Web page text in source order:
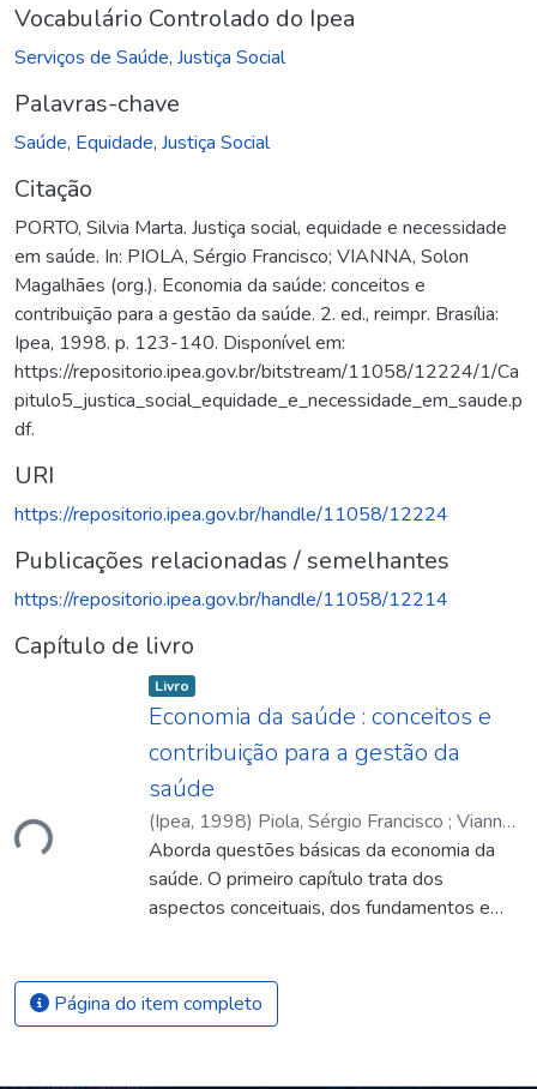
Vocabulário Controlado do Ipea
Serviços de Saúde, Justiça Social
Palavras-chave
Saúde, Equidade, Justiça Social
Citação
PORTO, Silvia Marta. Justiça social, equidade e necessidade
em saúde. In: PIOLA, Sérgio Francisco; VIANNA, Solon
Magalhães (org.). Economia da saúde: conceitos e
contribuição para a gestão da saúde. 2. ed., reimpr. Brasília:
Ipea, 1998. p. 123-140. Disponível em:
https://repositorio.ipea.gov.br/bitstream/11058/12224/1/Ca
pitulo5_justica_social_equidade_e_necessidade_em_saude.p
df.
URI
https://repositorio.ipea.gov.br/handle/11058/12224
Publicações relacionadas / semelhantes
https://repositorio.ipea.gov.br/handle/11058/12214
Capítulo de livro
Item type:
Livro ,
Economia da saúde : conceitos e
contribuição para a gestão da
saúde
(Ipea, 1998) Piola, Sérgio Francisco ; Vianna,
Solon Magalhães ;Sérgio Francisco Piola;
Solon Magalhães Vianna
Aborda questões básicas da economia da
saúde. O primeiro capítulo trata dos
aspectos conceituais, dos fundamentos e
macroeconômica é objeto do segundo,
terceiro e quarto capítulos. O segundo
formas de financiamento, discute o
Página do item completo